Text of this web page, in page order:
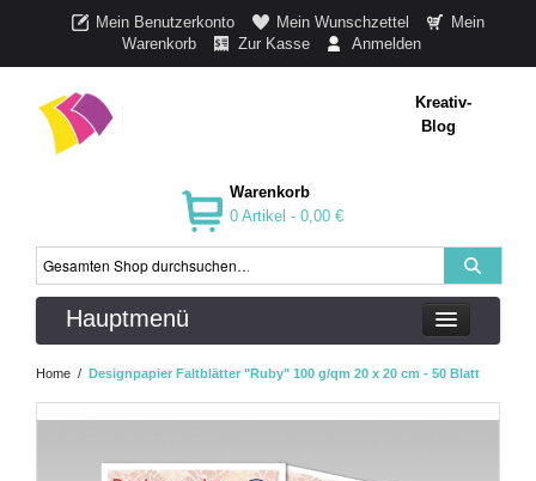
Mein Benutzerkonto Mein Wunschzettel
Mein
Warenkorb
Zur Kasse Anmelden
Kreativ-
Blog
Warenkorb
0 Artikel - 0,00 €
Hauptmenü
Home / Designpapier Faltblätter "Ruby" 100 g/qm 20 x 20 cm - 50 Blatt